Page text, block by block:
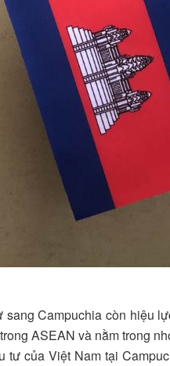
Campuchia còn hiệu
ASEAN và nằm trong
của Việt Nam tại